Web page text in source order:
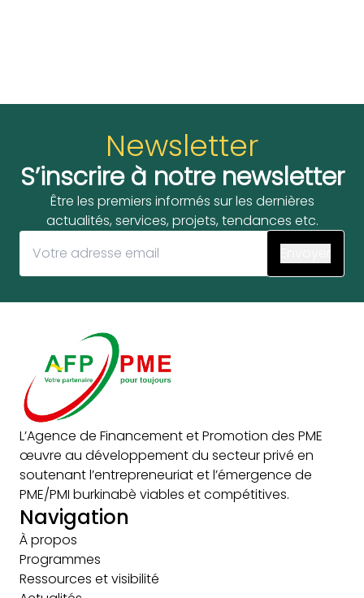
Newsletter
S’inscrire à notre newsletter
Être les premiers informés sur les dernières
actualités, services, projets, tendances etc.
L’Agence de Financement et Promotion des PME
œuvre au développement du secteur privé en
soutenant l’entrepreneuriat et l’émergence de
PME/PMI burkinabè viables et compétitives.
Navigation
À propos
Programmes
Ressources et visibilité